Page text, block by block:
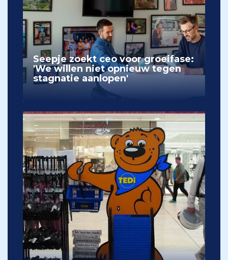
Seepje zoekt ceo voor groeifase:
'We willen niet opnieuw tegen
stagnatie aanlopen'